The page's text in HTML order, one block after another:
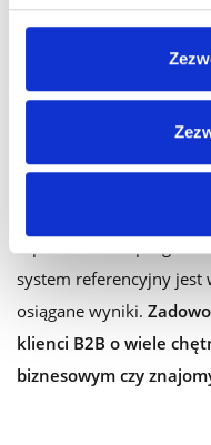
2017 roku, ponad
reklamodawcom. Są
rekomendacjom
aż 85% decydentów w
zakupowy po
współpracownika lub
system referencyjny jest
osiągane wyniki.
klienci B2B o wiele
biznesowym czy